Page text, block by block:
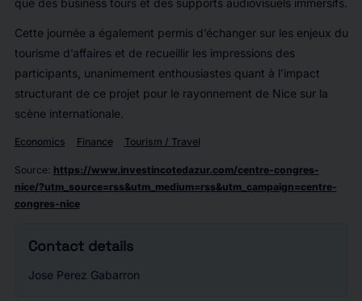
que des business tours et des supports audiovisuels immersifs.
Cette journée a également permis d’échanger sur les enjeux du
tourisme d’affaires et de recueillir les impressions des
participants, unanimement enthousiastes quant à l’impact
structurant de ce projet pour le rayonnement de Nice sur la
scène internationale.
Economics Finance Tourism / Travel
Source: https://www.investincotedazur.com/centre-congres-
nice/?utm_source=rss&utm_medium=rss&utm_campaign=centre-
congres-nice
Contact details
Jose Perez Gabarron